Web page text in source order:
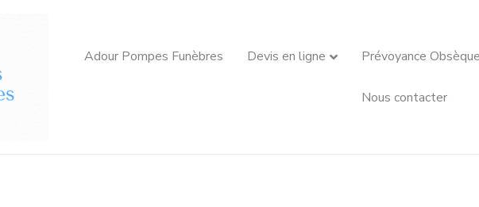
Adour Pompes Funèbres Devis en ligne Prévoyance
Nous contacter